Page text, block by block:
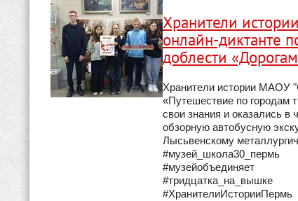
Хранители
онлайн-диктанте
доблести
Хранители истории МАОУ
«Путешествие по городам
свои знания и оказались в
обзорную автобусную
Лысьвенскому
#музей_школа30_пермь
#музейобъединяет
#тридцатка_на_вышке
#ХранителиИсторииПермь